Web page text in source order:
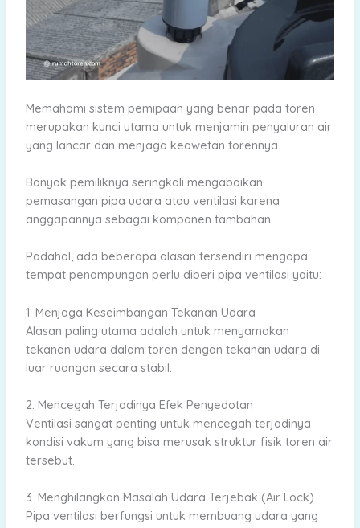
Memahami sistem pemipaan yang benar pada toren
merupakan kunci utama untuk menjamin penyaluran air
yang lancar dan menjaga keawetan torennya.
Banyak pemiliknya seringkali mengabaikan
pemasangan pipa udara atau ventilasi karena
anggapannya sebagai komponen tambahan.
Padahal, ada beberapa alasan tersendiri mengapa
tempat penampungan perlu diberi pipa ventilasi yaitu:
1. Menjaga Keseimbangan Tekanan Udara
Alasan paling utama adalah untuk menyamakan
tekanan udara dalam toren dengan tekanan udara di
luar ruangan secara stabil.
2. Mencegah Terjadinya Efek Penyedotan
Ventilasi sangat penting untuk mencegah terjadinya
kondisi vakum yang bisa merusak struktur fisik toren air
tersebut.
3. Menghilangkan Masalah Udara Terjebak (Air Lock)
Pipa ventilasi berfungsi untuk membuang udara yang